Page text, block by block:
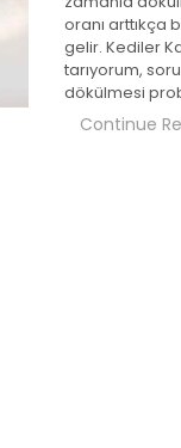
oranı arttıkça
gelir. Kediler
tarıyorum,
dökülmesi
Continue